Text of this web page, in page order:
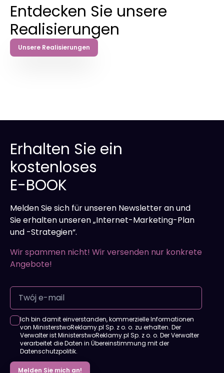
Entdecken Sie unsere
Realisierungen
Unsere Realisierungen
Erhalten Sie ein
kostenloses
E-BOOK
Melden Sie sich für unseren Newsletter an und
Sie erhalten unseren „Internet-Marketing-Plan
und -Strategien“.
Wir spammen nicht! Wir versenden nur konkrete
Angebote!
Ich bin damit einverstanden, kommerzielle Informationen
von MinisterstwoReklamy.pl Sp. z o. o. zu erhalten. Der
Verwalter ist MinisterstwoReklamy.pl Sp. z o. o. Der Verwalter
verarbeitet die Daten in Übereinstimmung mit der
Datenschutzpolitik.
Melden Sie mich an!